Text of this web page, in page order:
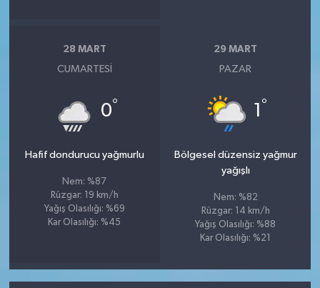
28 MART
CUMARTESI
0°
Hafif dondurucu yağmurlu
Nem: %87
Rüzgar: 19 km/h
Yağış Olasılığı: %69
Kar Olasılığı: %45
29 MART
PAZAR
1 °
Bölgesel düzensiz yağmur
yağışlı
Nem: %82
Rüzgar: 14 km/h
Yağış Olasılığı: %88
Kar Olasılığı: %21